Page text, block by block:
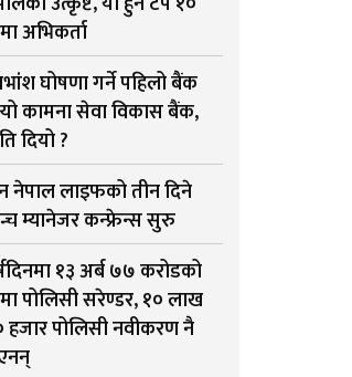
अभिकर्ता
घोषणा गर्ने पहिलो बैंक
कामना सेवा विकास बैंक,
दियो ?
नेपाल लाइफको तीन दिने
म्यानेजर कन्फ्रेन्स सुरु
१३ अर्ब ७७ करोडको
पोलिसी सरेण्डर, १० लाख
हजार पोलिसी नवीकरण नै